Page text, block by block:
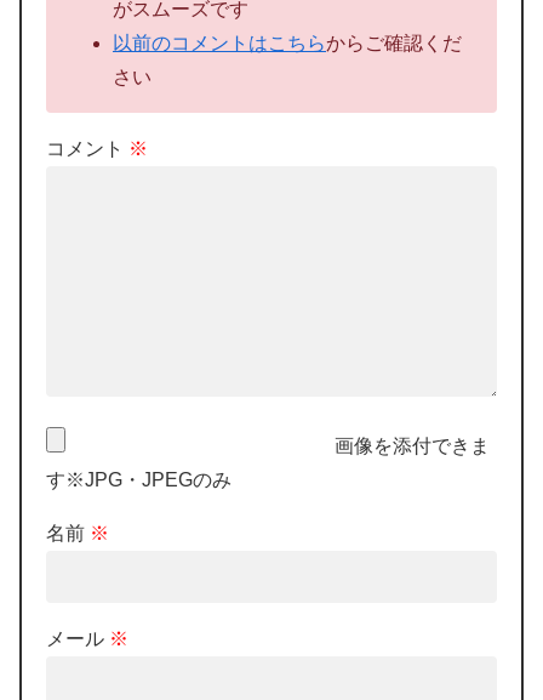
がスムーズです
以前のコメントはこちらからご確認くだ
さい
コメント ※
画像を添付できま
す※JPG・JPEGのみ
名前 ※
メール ※